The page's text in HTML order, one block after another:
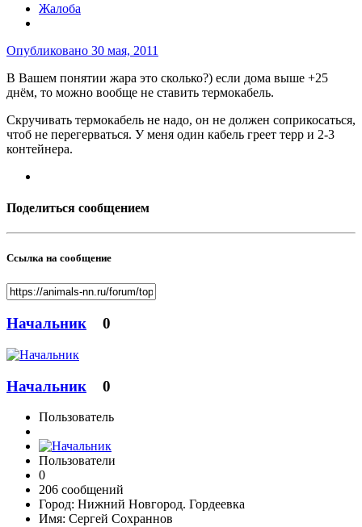
Жалоба
Опубликовано 30 мая, 2011
В Вашем понятии жара это сколько?) если дома выше +25
днём, то можно вообще не ставить термокабель.
Скручивать термокабель не надо, он не должен соприкосаться,
чтоб не перегерваться. У меня один кабель греет терр и 2-3
контейнера.
Поделиться сообщением
Ссылка на сообщение
Начальник 0
Начальник 0
Пользователь
Пользователи
0
206 сообщений
Город: Нижний Новгород. Гордеевка
Имя: Сергей Сохраннов